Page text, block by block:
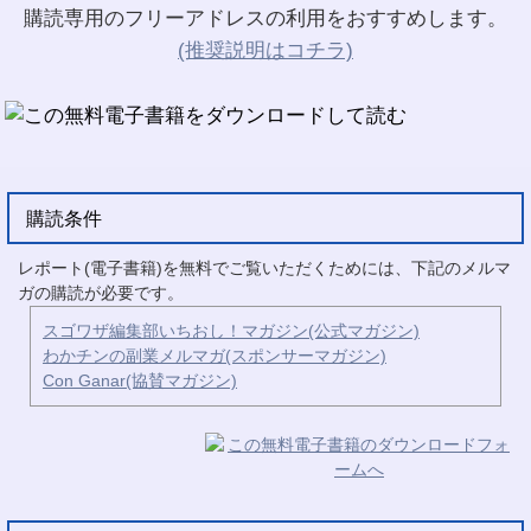
購読専用のフリーアドレスの利用をおすすめします。
(推奨説明はコチラ)
購読条件
レポート(電子書籍)を無料でご覧いただくためには、下記のメルマ
ガの購読が必要です。
スゴワザ編集部いちおし！マガジン(公式マガジン)
わかチンの副業メルマガ(スポンサーマガジン)
Con Ganar(協賛マガジン)